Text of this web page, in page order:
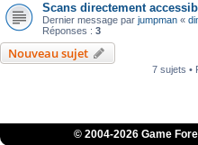
Scans directement
Dernier message par jumpman «
Réponses : 3
Nouveau sujet
7 sujets •
© 2004-2026 Game